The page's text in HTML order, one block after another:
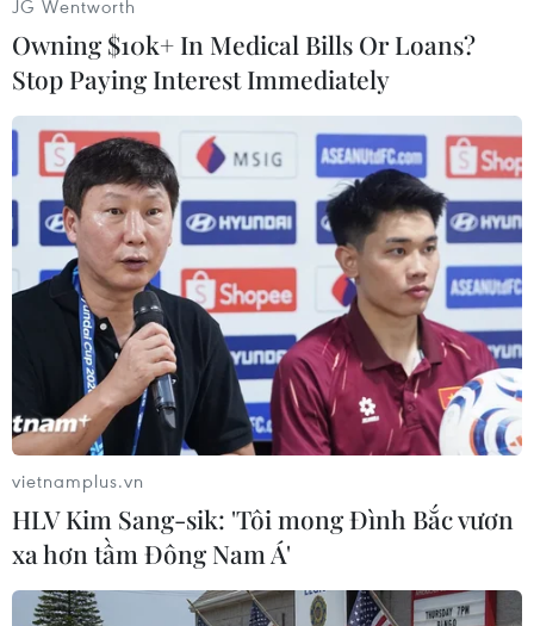
#Sa mạc Nevada #Căn cứ quân sự Mỹ
#Khu 51
Mỹ
Theo dõi VietnamPlus
JG Wentworth
Owning $10k+ In Medical Bills Or Loans?
Stop Paying Interest Immediately
vietnamplus.vn
HLV Kim Sang-sik: 'Tôi mong Đình Bắc vươn
xa hơn tầm Đông Nam Á'